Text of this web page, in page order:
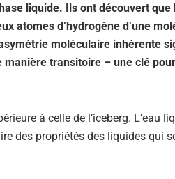
liquide. Ils ont découvert que
atomes d’hydrogène d’une
moléculaire inhérente
transitoire – une clé
à celle de l’iceberg. L’eau
des propriétés des liquides qui